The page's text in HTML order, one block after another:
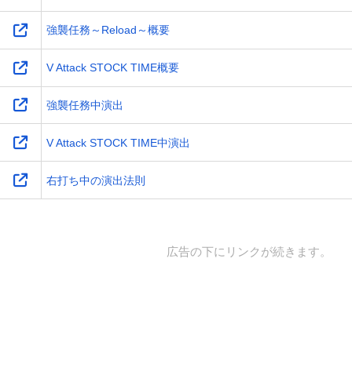
強襲任務～Reload～概要
V Attack STOCK TIME概要
強襲任務中演出
V Attack STOCK TIME中演出
右打ち中の演出法則
広告の下にリンクが続きます。